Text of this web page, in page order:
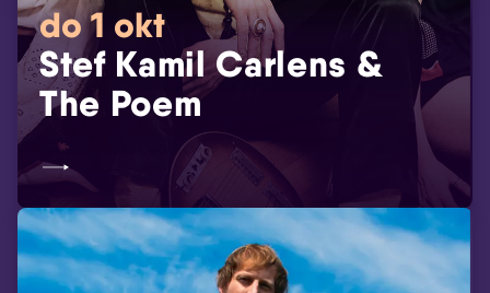
do 1 okt
Stef Kamil Carlens &
The Poem